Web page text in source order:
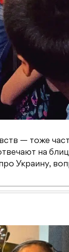
— тоже
на
Украину,